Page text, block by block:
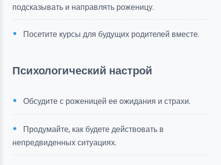
подсказывать и направлять роженицу.
Посетите курсы для будущих родителей вместе.
Психологический настрой
Обсудите с роженицей ее ожидания и страхи.
Продумайте, как будете действовать в
непредвиденных ситуациях.